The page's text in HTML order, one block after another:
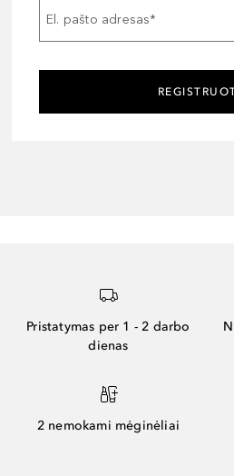
El. pašto adresas*
Pristatymas per 1 - 2 darbo
dienas
2 nemokami mėginėliai